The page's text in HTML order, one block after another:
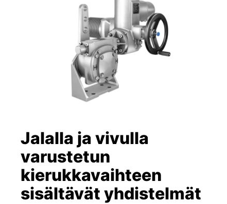
Jalalla ja vivulla
varustetun
kierukkavaihteen
sisältävät yhdistelmät